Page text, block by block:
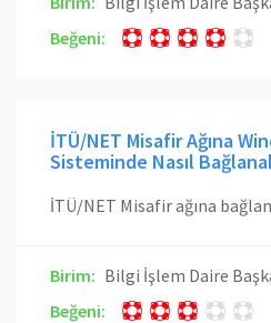
Beğeni:
İTÜ/NET Misafir Ağına
Sisteminde Nasıl
Birim: Bilgi İşlem Daire
Beğeni: